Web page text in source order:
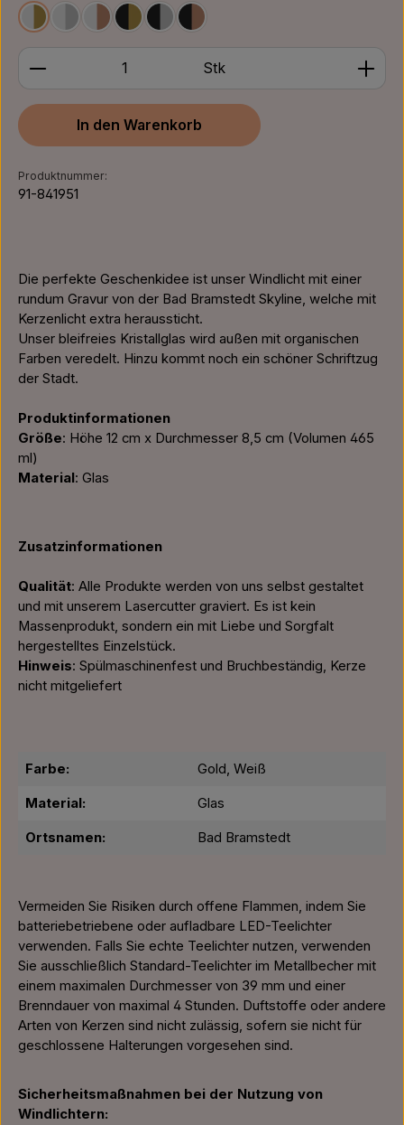
Weiß/GoldWeiß/Silber
Weiß/Bronze
Schwarz/Gold
Schwarz/Silber
Schwarz/Bronze
Produkt Anzahl: Gib den gewünschten Wert ein
Stk
In den Warenkorb
Produktnummer:
91-841951
Die perfekte Geschenkidee ist unser Windlicht mit einer
rundum Gravur von der Bad Bramstedt Skyline, welche mit
Kerzenlicht extra heraussticht.
Unser bleifreies Kristallglas wird außen mit organischen
Farben veredelt. Hinzu kommt noch ein schöner Schriftzug
der Stadt.
Produktinformationen
Größe: Höhe 12 cm x Durchmesser 8,5 cm (Volumen 465
ml)
Material: Glas
Zusatzinformationen
Qualität: Alle Produkte werden von uns selbst gestaltet
und mit unserem Lasercutter graviert. Es ist kein
Massenprodukt, sondern ein mit Liebe und Sorgfalt
hergestelltes Einzelstück.
Hinweis: Spülmaschinenfest und Bruchbeständig, Kerze
nicht mitgeliefert
Farbe: Gold, Weiß
Material: Glas
Ortsnamen: Bad Bramstedt
Vermeiden Sie Risiken durch offene Flammen, indem Sie
batteriebetriebene oder aufladbare LED-Teelichter
verwenden. Falls Sie echte Teelichter nutzen, verwenden
Sie ausschließlich Standard-Teelichter im Metallbecher mit
einem maximalen Durchmesser von 39 mm und einer
Brenndauer von maximal 4 Stunden. Duftstoffe oder andere
Arten von Kerzen sind nicht zulässig, sofern sie nicht für
geschlossene Halterungen vorgesehen sind.
Sicherheitsmaßnahmen bei der Nutzung von
Windlichtern: